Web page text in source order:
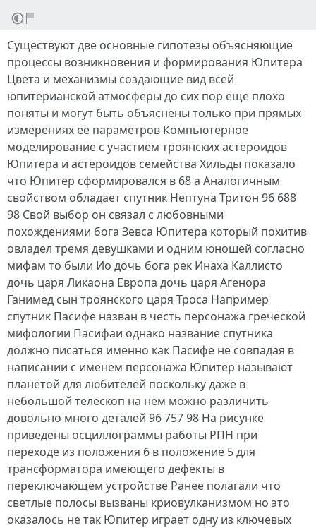
Существуют две основные гипотезы объясняющие
процессы возникновения и формирования Юпитера
Цвета и механизмы создающие вид всей
юпитерианской атмосферы до сих пор ещё плохо
поняты и могут быть объяснены только при прямых
измерениях её параметров Компьютерное
моделирование с участием троянских астероидов
Юпитера и астероидов семейства Хильды показало
что Юпитер сформировался в 68 а Аналогичным
свойством обладает спутник Нептуна Тритон 96 688
98 Свой выбор он связал с любовными
похождениями бога Зевса Юпитера который похитив
овладел тремя девушками и одним юношей согласно
мифам то были Ио дочь бога рек Инаха Каллисто
дочь царя Ликаона Европа дочь царя Агенора
Ганимед сын троянского царя Троса Например
спутник Пасифе назван в честь персонажа греческой
мифологии Пасифаи однако название спутника
должно писаться именно как Пасифе не совпадая в
написании с именем персонажа Юпитер называют
планетой для любителей поскольку даже в
небольшой телескоп на нём можно различить
довольно много деталей 96 757 98 На рисунке
приведены осциллограммы работы РПН при
переходе из положения 6 в положение 5 для
трансформатора имеющего дефекты в
переключающем устройстве Ранее полагали что
светлые полосы вызваны криовулканизмом но это
оказалось не так Юпитер играет одну из ключевых